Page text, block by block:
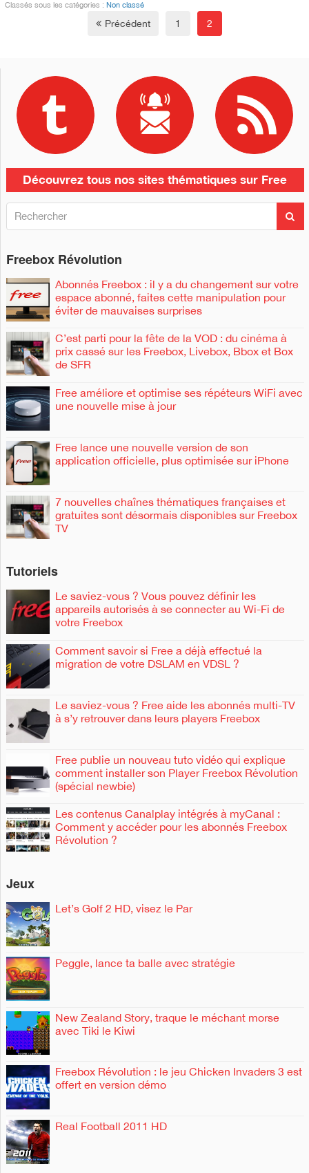
Classés sous les catégories : Non classé
Précédent 1 2
Découvrez tous nos sites thématiques sur Free
c
e
c
h
e
r
:
c
Freebox Révolution
Abonnés Freebox : il y a du changement sur votre
espace abonné, faites cette manipulation pour
éviter de mauvaises surprises
C’est parti pour la fête de la VOD : du cinéma à
prix cassé sur les Freebox, Livebox, Bbox et Box
de SFR
Free améliore et optimise ses répéteurs WiFi avec
une nouvelle mise à jour
Free lance une nouvelle version de son
application officielle, plus optimisée sur iPhone
7 nouvelles chaînes thématiques françaises et
gratuites sont désormais disponibles sur Freebox
TV
Tutoriels
Le saviez-vous ? Vous pouvez définir les
appareils autorisés à se connecter au Wi-Fi de
votre Freebox
Comment savoir si Free a déjà effectué la
migration de votre DSLAM en VDSL ?
Le saviez-vous ? Free aide les abonnés multi-TV
à s’y retrouver dans leurs players Freebox
Free publie un nouveau tuto vidéo qui explique
comment installer son Player Freebox Révolution
(spécial newbie)
Les contenus Canalplay intégrés à myCanal :
Comment y accéder pour les abonnés Freebox
Révolution ?
Jeux
Let’s Golf 2 HD, visez le Par
Peggle, lance ta balle avec stratégie
New Zealand Story, traque le méchant morse
avec Tiki le Kiwi
Freebox Révolution : le jeu Chicken Invaders 3 est
offert en version démo
Real Football 2011 HD